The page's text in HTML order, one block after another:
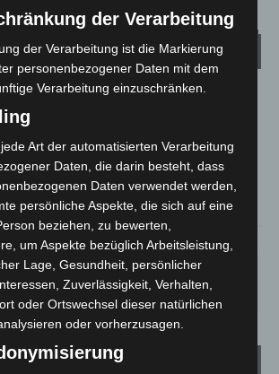
Wetter
19.7° C 20.7°
18.8°
3.1m/s 98%
° 33° 29 ° 24
der Verarbeitung
der Verarbeitung ist die Markierung
personenbezogener Daten mit dem
Verarbeitung einzuschränken.
Art der automatisierten Verarbeitung
Daten, die darin besteht, dass
Daten verwendet werden,
persönliche Aspekte, die sich auf eine
beziehen, zu bewerten,
um Aspekte bezüglich Arbeitsleistung,
Lage, Gesundheit, persönlicher
Zuverlässigkeit, Verhalten,
oder Ortswechsel dieser natürlichen
oder vorherzusagen.